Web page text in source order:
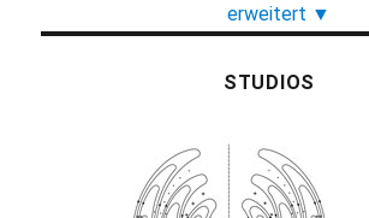
erweitert ▼
STUDIOS